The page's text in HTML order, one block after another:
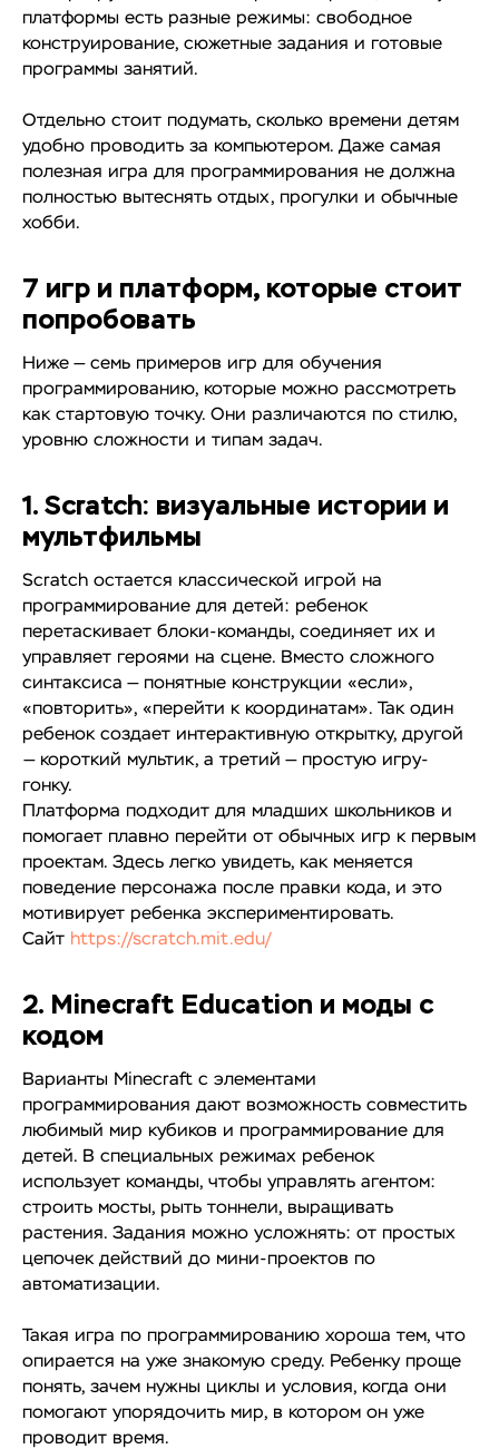
платформы есть разные режимы: свободное
конструирование, сюжетные задания и готовые
программы занятий.
Отдельно стоит подумать, сколько времени детям
удобно проводить за компьютером. Даже самая
полезная игра для программирования не должна
полностью вытеснять отдых, прогулки и обычные
хобби.
7 игр и платформ, которые стоит
попробовать
Ниже — семь примеров игр для обучения
программированию, которые можно рассмотреть
как стартовую точку. Они различаются по стилю,
уровню сложности и типам задач.
1. Scratch: визуальные истории и
мультфильмы
Scratch остается классической игрой на
программирование для детей: ребенок
перетаскивает блоки-команды, соединяет их и
управляет героями на сцене. Вместо сложного
синтаксиса — понятные конструкции «если»,
«повторить», «перейти к координатам». Так один
ребенок создает интерактивную открытку, другой
— короткий мультик, а третий — простую игру-
гонку.
Платформа подходит для младших школьников и
помогает плавно перейти от обычных игр к первым
проектам. Здесь легко увидеть, как меняется
поведение персонажа после правки кода, и это
мотивирует ребенка экспериментировать.
Сайт https://scratch.mit.edu/
2. Minecraft Education и моды с
кодом
Варианты Minecraft с элементами
программирования дают возможность совместить
любимый мир кубиков и программирование для
детей. В специальных режимах ребенок
использует команды, чтобы управлять агентом:
строить мосты, рыть тоннели, выращивать
растения. Задания можно усложнять: от простых
цепочек действий до мини-проектов по
автоматизации.
Такая игра по программированию хороша тем, что
опирается на уже знакомую среду. Ребенку проще
понять, зачем нужны циклы и условия, когда они
помогают упорядочить мир, в котором он уже
проводит время.